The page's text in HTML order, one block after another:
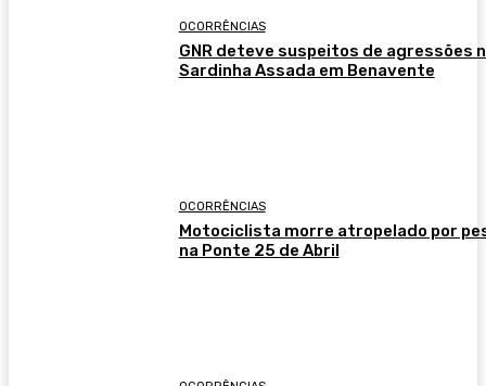
OCORRÊNCIAS
GNR deteve suspeitos de agressões
Sardinha Assada em Benavente
OCORRÊNCIAS
Motociclista morre atropelado por
na Ponte 25 de Abril